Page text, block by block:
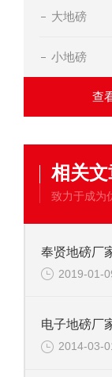
大地磅
小地磅
查
相关文
致力于成为
2019-01-
2014-03-